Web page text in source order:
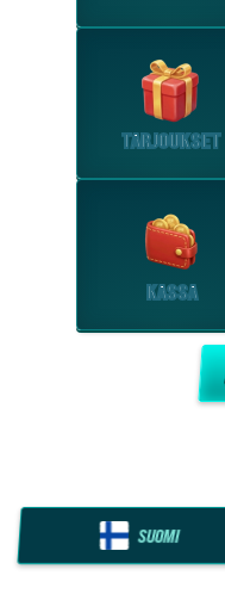
TARJOUKSET
KASSA
SUOMI